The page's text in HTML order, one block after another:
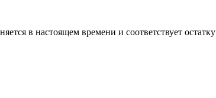
в настоящем времени и соответствует